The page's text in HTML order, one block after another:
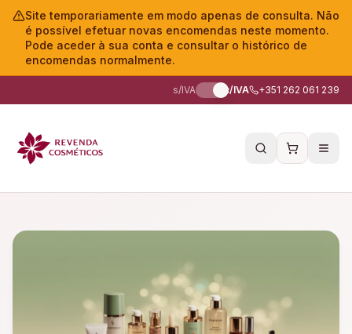
Site temporariamente em modo apenas de consulta. Não
é possível efetuar novas encomendas neste momento.
Pode aceder à sua conta e consultar o histórico de
encomendas normalmente.
s/IVA c/IVA +351 262 061 239